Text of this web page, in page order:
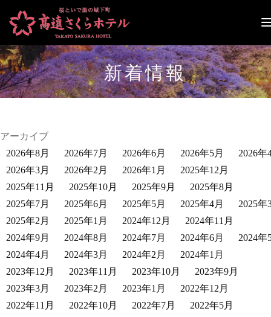
ナ
ゲ
ー
シ
ョ
ン
新着情報
アーカイブ
2026年8月
2026年7月 2026年6月 2026年5月
2026年
2026年3月
2026年2月 2026年1月
2025年12月
2025年11月
2025年10月 2025年9月
2025年8月
2025年7月
2025年6月 2025年5月 2025年4月
2025年
2025年2月
2025年1月 2024年12月
2024年11月
2024年9月
2024年8月 2024年7月 2024年6月
2024年
2024年4月
2024年3月 2024年2月
2024年1月
2023年12月
2023年11月 2023年10月
2023年9月
2023年3月
2023年2月 2023年1月
2022年12月
2022年11月
2022年10月 2022年7月
2022年5月